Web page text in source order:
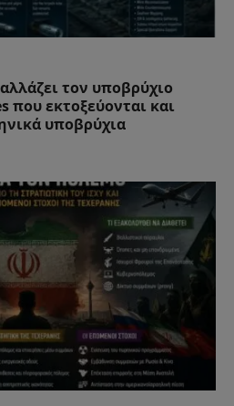
τον υποβρύχιο
που εκτοξεύονται και
υποβρύχια